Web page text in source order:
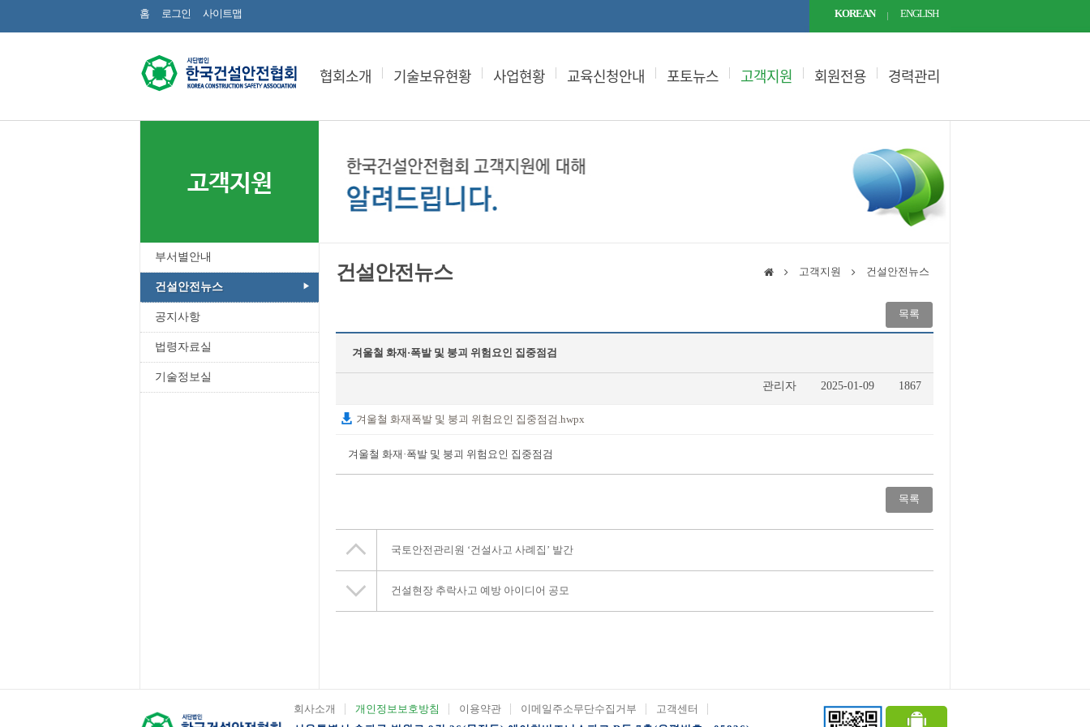
홈 로그인 사이트맵 KOREAN ENGLISH
협회소개 기술보유현황 사업현황 교육신청안내 포토뉴스 고객지원 회원전용 경력관리
고객지원
부서별안내
건설안전뉴스
공지사항
법령자료실
기술정보실
건설안전뉴스 고객지원 건설안전뉴스
목록
겨울철 화재·폭발 및 붕괴 위험요인 집중점검
관리자 2025-01-09 1867
겨울철 화재폭발 및 붕괴 위험요인 집중점검.hwpx
겨울철 화재·폭발 및 붕괴 위험요인 집중점검
목록
국토안전관리원 ‘건설사고 사례집’ 발간
건설현장 추락사고 예방 아이디어 공모
회사소개 개인정보보호방침 이용약관 이메일주소무단수집거부
고객센터